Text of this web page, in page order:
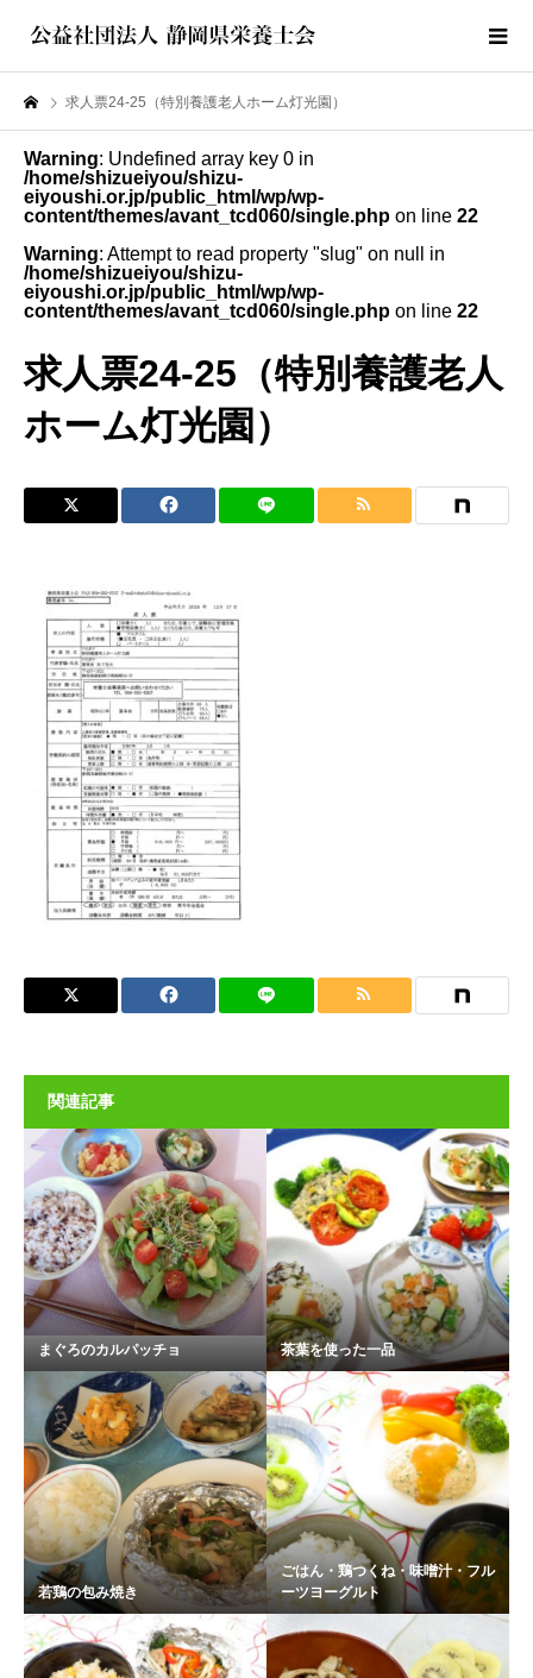
求人票24-25（特別養護老人ホーム灯光園）
Warning: Undefined array key 0 in
/home/shizueiyou/shizu-
eiyoushi.or.jp/public_html/wp/wp-
content/themes/avant_tcd060/single.php on line 22
Warning: Attempt to read property "slug" on null in
/home/shizueiyou/shizu-
eiyoushi.or.jp/public_html/wp/wp-
content/themes/avant_tcd060/single.php on line 22
求人票24-25（特別養護老人
ホーム灯光園）
関連記事
まぐろのカルパッチョ 茶葉を使った一品
若鶏の包み焼き
ごはん・鶏つくね・味噌汁・フル
ーツヨーグルト